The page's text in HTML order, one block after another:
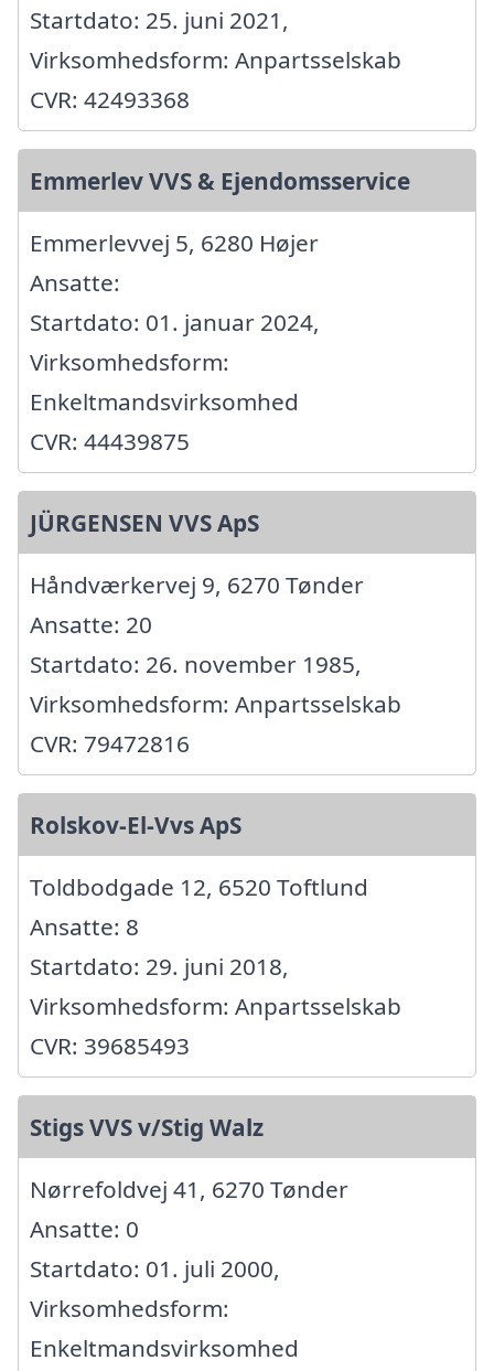
Startdato: 25. juni 2021,
Virksomhedsform: Anpartsselskab
CVR: 42493368
Emmerlev VVS & Ejendomsservice
Emmerlevvej 5, 6280 Højer
Ansatte:
Startdato: 01. januar 2024,
Virksomhedsform:
Enkeltmandsvirksomhed
CVR: 44439875
JÜRGENSEN VVS ApS
Håndværkervej 9, 6270 Tønder
Ansatte: 20
Startdato: 26. november 1985,
Virksomhedsform: Anpartsselskab
CVR: 79472816
Rolskov-El-Vvs ApS
Toldbodgade 12, 6520 Toftlund
Ansatte: 8
Startdato: 29. juni 2018,
Virksomhedsform: Anpartsselskab
CVR: 39685493
Stigs VVS v/Stig Walz
Nørrefoldvej 41, 6270 Tønder
Ansatte: 0
Startdato: 01. juli 2000,
Virksomhedsform:
Enkeltmandsvirksomhed